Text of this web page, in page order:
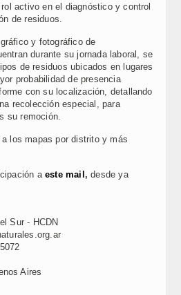
activo en el diagnóstico y control
de residuos.
y fotográfico de
durante su jornada laboral, se
de residuos ubicados en lugares
probabilidad de presencia
con su localización, detallando
recolección especial, para
su remoción.
a los mapas por distrito y más
a este mail , desde ya
Sur - HCDN
Aires